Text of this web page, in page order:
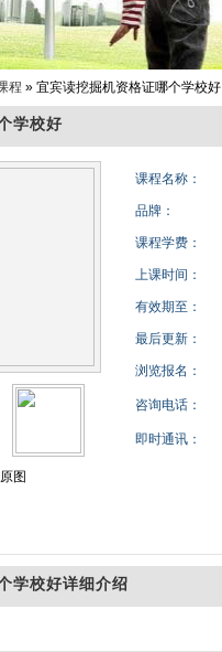
程 » 宜宾读挖掘机资格证哪个学校好
学校好
图
课程名称：
品牌：
课程学费：
上课时间：
有效期至：
最后更新：
浏览报名：
咨询电话：
即时通讯：
学校好详细介绍